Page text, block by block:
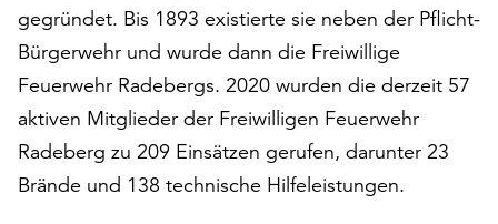
Verfügung.
Funktionale
Cookies
werden
ohne
Ihr
gegründet. Bis 1893 existierte sie neben der Pflicht-
Bürgerwehr und wurde dann die Freiwillige
Feuerwehr Radebergs. 2020 wurden die derzeit 57
aktiven Mitglieder der Freiwilligen Feuerwehr
Radeberg zu 209 Einsätzen gerufen, darunter 23
Brände und 138 technische Hilfeleistungen.